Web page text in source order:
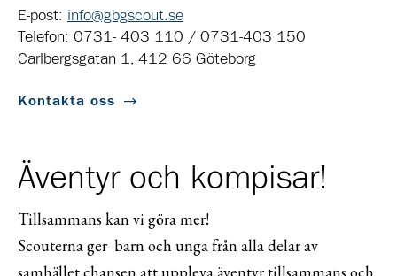
E-post: info@gbgscout.se
Telefon: 0731- 403 110 / 0731-403 150
Carlbergsgatan 1, 412 66 Göteborg
Kontakta oss
Äventyr och kompisar!
Tillsammans kan vi göra mer!
Scouterna ger barn och unga från alla delar av